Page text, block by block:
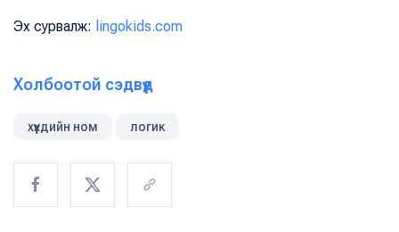
Эх сурвалж: lingokids.com
Холбоотой сэдвүүд
хүүхдийн ном логик